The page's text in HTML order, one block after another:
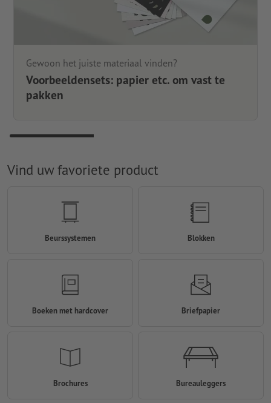
Gewoon het juiste materiaal vinden?
Voorbeeldensets: papier etc. om vast te
pakken
Vind uw favoriete product
Beurssystemen Blokken
Boeken met hardcover Briefpapier
Brochures Bureauleggers